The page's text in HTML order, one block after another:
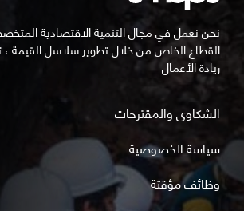
نحن نعمل في مجال التنمية الاقتصادية
القطاع الخاص من خلال تطوير سلاسل القيمة ،
ريادة الأعمال
الشكاوى والمقترحات
سياسة الخصوصية
وظائف مؤقتة